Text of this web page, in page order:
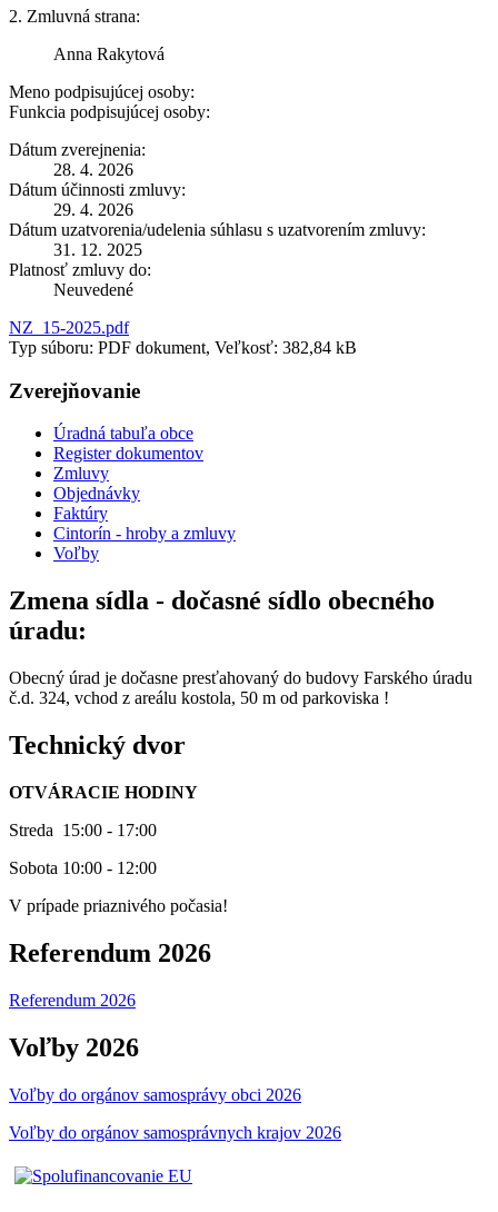
2. Zmluvná strana:
Anna Rakytová
Meno podpisujúcej osoby:
Funkcia podpisujúcej osoby:
Dátum zverejnenia:
28. 4. 2026
Dátum účinnosti zmluvy:
29. 4. 2026
Dátum uzatvorenia/udelenia súhlasu s uzatvorením zmluvy:
31. 12. 2025
Platnosť zmluvy do:
Neuvedené
NZ_15-2025.pdf
Typ súboru: PDF dokument, Veľkosť: 382,84 kB
Zverejňovanie
Úradná tabuľa obce
Register dokumentov
Zmluvy
Objednávky
Faktúry
Cintorín - hroby a zmluvy
Voľby
Zmena sídla - dočasné sídlo obecného
úradu:
Obecný úrad je dočasne presťahovaný do budovy Farského úradu
č.d. 324, vchod z areálu kostola, 50 m od parkoviska !
Technický dvor
OTVÁRACIE HODINY
Streda 15:00 - 17:00
Sobota 10:00 - 12:00
V prípade priaznivého počasia!
Referendum 2026
Referendum 2026
Voľby 2026
Voľby do orgánov samosprávy obci 2026
Voľby do orgánov samosprávnych krajov 2026